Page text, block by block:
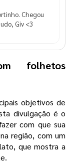
Chegou
Giv <3
folhetos
objetivos de
divulgação é o
com que sua
região, com um
que mostra a